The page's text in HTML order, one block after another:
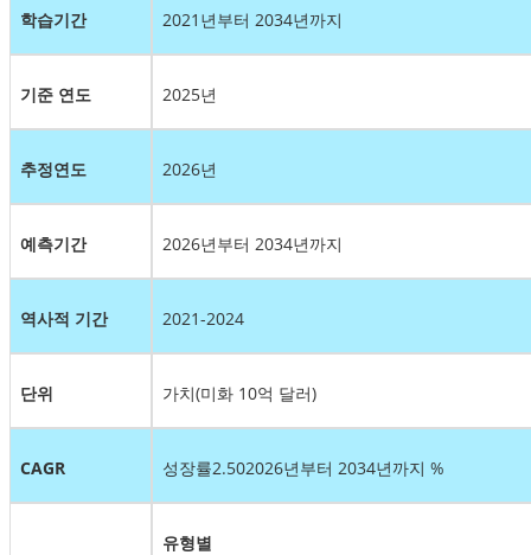
학습기간 2021년부터 2034년까지
기준 연도 2025년
추정연도 2026년
예측기간 2026년부터 2034년까지
역사적 기간 2021-2024
단위 가치(미화 10억 달러)
CAGR 성장률2.502026년부터 2034년까지 %
유형별